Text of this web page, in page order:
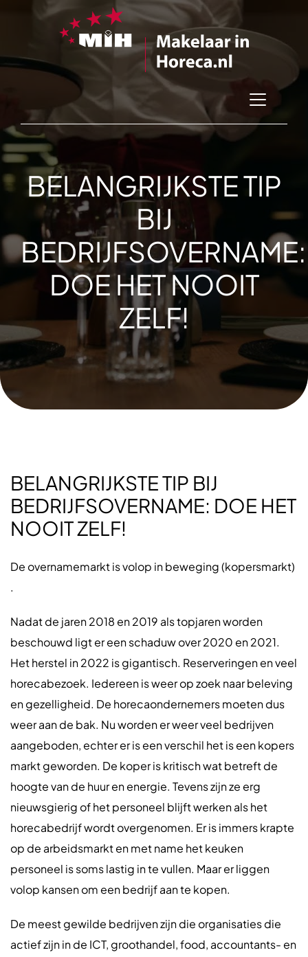
BELANGRIJKSTE TIP
BIJ
BEDRIJFSOVERNAME:
DOE HET NOOIT
ZELF!
BELANGRIJKSTE TIP BIJ
BEDRIJFSOVERNAME: DOE HET
NOOIT ZELF!
De overnamemarkt is volop in beweging (kopersmarkt)
.
Nadat de jaren 2018 en 2019 als topjaren worden
beschouwd ligt er een schaduw over 2020 en 2021.
Het herstel in 2022 is gigantisch. Reserveringen en veel
horecabezoek. Iedereen is weer op zoek naar beleving
en gezelligheid. De horecaondernemers moeten dus
weer aan de bak. Nu worden er weer veel bedrijven
aangeboden, echter er is een verschil het is een kopers
markt geworden. De koper is kritisch wat betreft de
hoogte van de huur en energie. Tevens zijn ze erg
nieuwsgierig of het personeel blijft werken als het
horecabedrijf wordt overgenomen. Er is immers krapte
op de arbeidsmarkt en met name het keuken
personeel is soms lastig in te vullen. Maar er liggen
volop kansen om een bedrijf aan te kopen.
De meest gewilde bedrijven zijn die organisaties die
actief zijn in de ICT, groothandel, food, accountants- en